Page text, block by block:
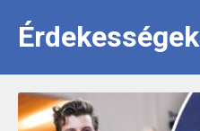
Érdekességek